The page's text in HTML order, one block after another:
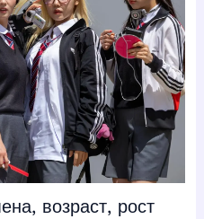
возраст, рост